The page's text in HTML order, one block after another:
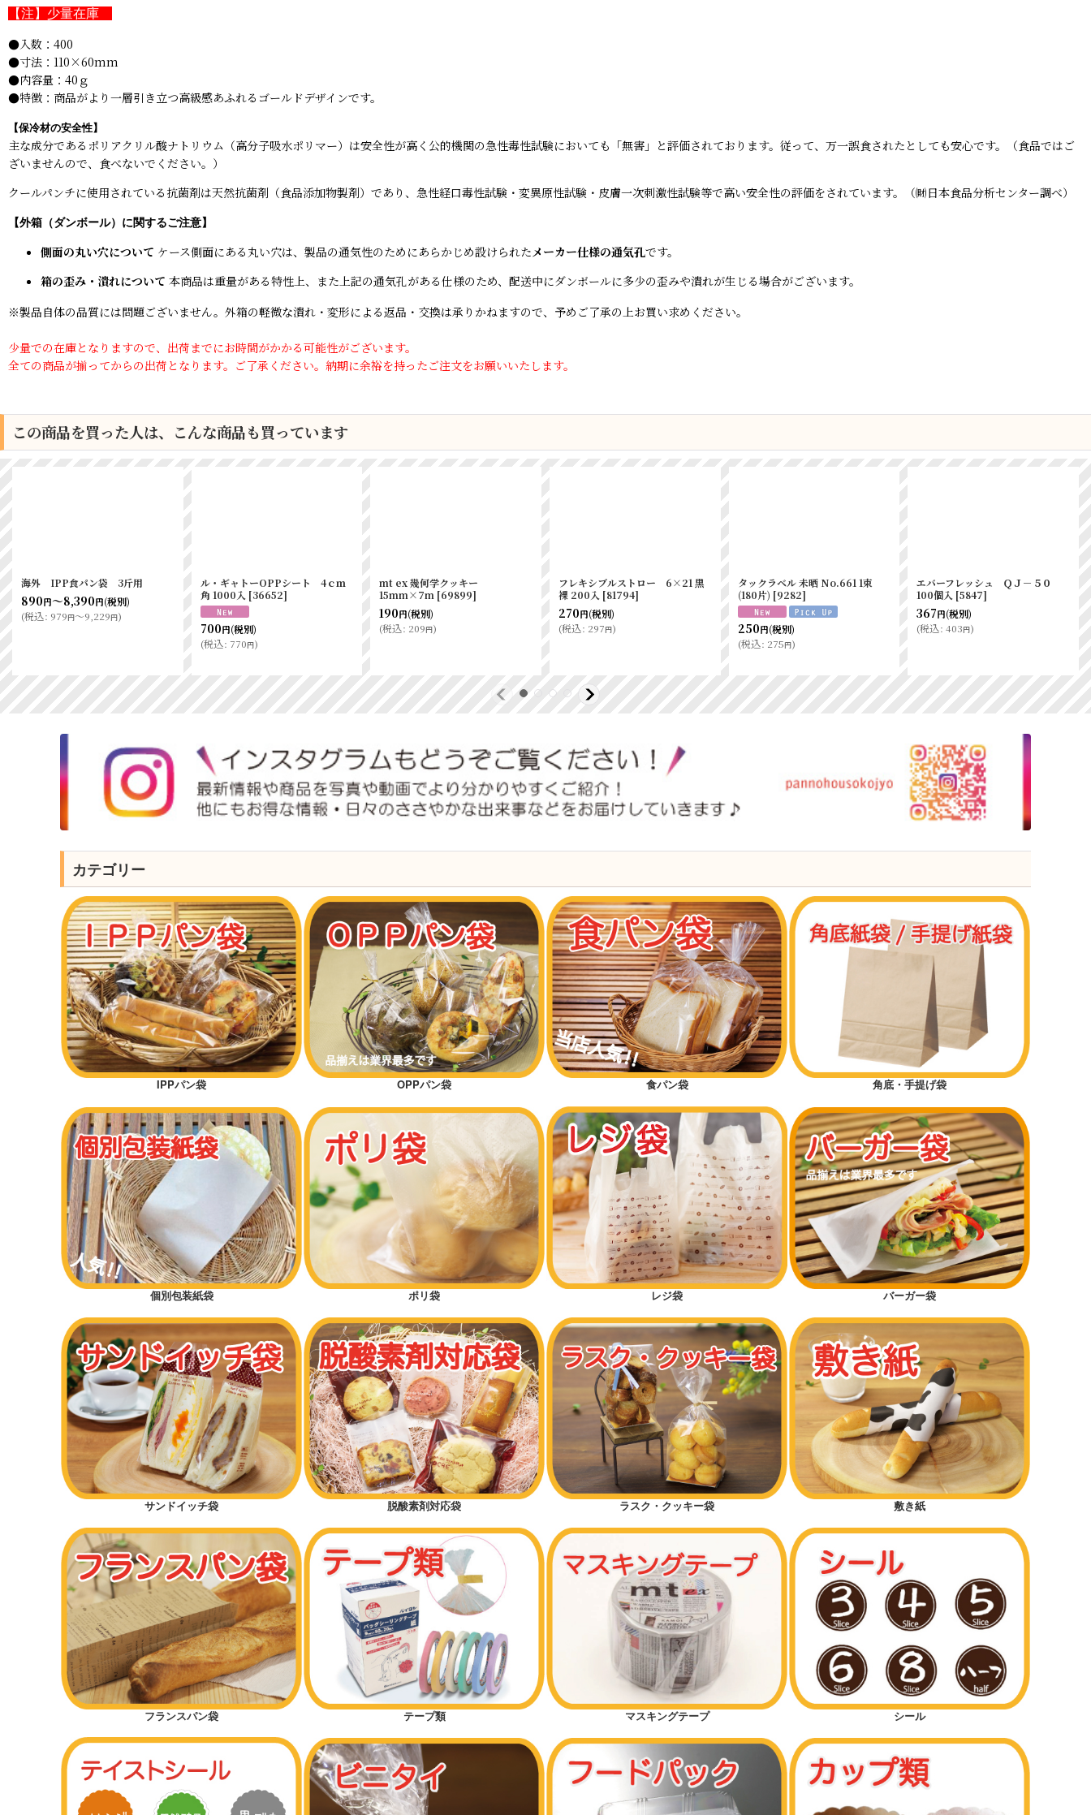
【注】少量在庫
●入数：400
●寸法：110×60mm
●内容量：40ｇ
●特徴：商品がより一層引き立つ高級感あふれるゴールドデザインです。
【保冷材の安全性】
主な成分であるポリアクリル酸ナトリウム（高分子吸水ポリマー）は安全性が高く公的機関の急性毒性試験においても「無害」と評価されております。従って、万一誤食されたとしても安心です。（食品ではご
ざいませんので、食べないでください。）
クールパンチに使用されている抗菌剤は天然抗菌剤（食品添加物製剤）であり、急性経口毒性試験・変異原性試験・皮膚一次刺激性試験等で高い安全性の評価をされています。（㈶日本食品分析センター調べ）
【外箱（ダンボール）に関するご注意】
側面の丸い穴について ケース側面にある丸い穴は、製品の通気性のためにあらかじめ設けられたメーカー仕様の通気孔です。
箱の歪み・潰れについて 本商品は重量がある特性上、また上記の通気孔がある仕様のため、配送中にダンボールに多少の歪みや潰れが生じる場合がございます。
※製品自体の品質には問題ございません。外箱の軽微な潰れ・変形による返品・交換は承りかねますので、予めご了承の上お買い求めください。
少量での在庫となりますので、出荷までにお時間がかかる可能性がございます。
全ての商品が揃ってからの出荷となります。ご了承ください。納期に余裕を持ったご注文をお願いいたします。
この商品を買った人は、こんな商品も買っています
海外 IPP食パン袋 3斤用
890円～8,390円(税別)
(税込: 979円～9,229円)
ル・ギャトーOPPシート 4ｃｍ
角 1000入 [36652]
700円(税別)
(税込: 770円)
mt ex 幾何学クッキー
15mm×7m [69899]
190円(税別)
(税込: 209円)
フレキシブルストロー 6×21 黒
裸 200入 [81794]
270円(税別)
(税込: 297円)
タックラベル 未晒 No.661 1束
(180片) [9282]
250円(税別)
(税込: 275円)
エバーフレッシュ ＱＪ－５０
100個入 [5847]
367円(税別)
(税込: 403円)
カテゴリー
IPPパン袋 OPPパン袋 食パン袋 角底・手提げ袋
個別包装紙袋 ポリ袋 レジ袋 バーガー袋
サンドイッチ袋 脱酸素剤対応袋 ラスク・クッキー袋 敷き紙
フランスパン袋 テープ類 マスキングテープ シール